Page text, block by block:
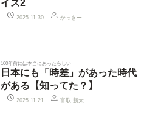
イズ2
2025.11.30 かっきー
100年前には本当にあったらしい
日本にも「時差」があった時代
がある【知ってた？】
2025.11.21 富取 新太